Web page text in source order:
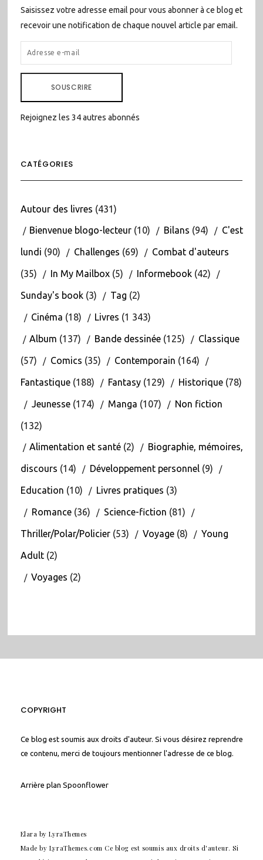
Saisissez votre adresse email pour vous abonner à ce blog et
recevoir une notification de chaque nouvel article par email.
ADRESSE
E-
SOUSCRIRE
Rejoignez les 34 autres abonnés
CATÉGORIES
Autour des livres (431)
Bienvenue blogo-lecteur(10) Bilans (94) C'est
lundi (90) Challenges (69) Combat d'auteurs
(35) In My Mailbox(5) Informebook(42)
Sunday's book(3) Tag (2)
Cinéma (18) Livres (1 343)
Album (137) Bande dessinée(125) Classique
(57) Comics (35) Contemporain (164)
Fantastique(188) Fantasy(129) Historique(78)
Jeunesse(174) Manga (107) Non fiction
(132)
Alimentation et santé(2) Biographie, mémoires,
discours (14) Développement personnel(9)
Education (10) Livres pratiques (3)
Romance(36) Science-fiction (81)
Thriller/Polar/Policier(53) Voyage(8) Young
Adult(2)
Voyages (2)
COPYRIGHT
Ce blog est soumis aux droits d'auteur. Si vous désirez reprendre
ce contenu, merci de toujours mentionner l'adresse de ce blog.
Arrière plan Spoonflower
Elara by LyraThemes
Made by LyraThemes.com Ce blog est soumis aux droits d'auteur. Si